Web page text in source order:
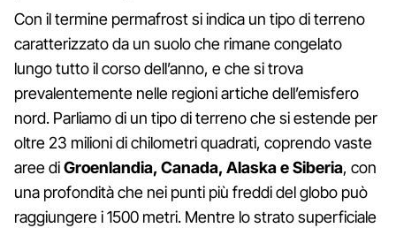
Con il termine permafrost si indica un tipo di terreno
caratterizzato da un suolo che rimane congelato
lungo tutto il corso dell’anno, e che si trova
prevalentemente nelle regioni artiche dell’emisfero
nord. Parliamo di un tipo di terreno che si estende per
oltre 23 milioni di chilometri quadrati, coprendo vaste
aree diGroenlandia, Canada, Alaska e Siberia, con
una profondità che nei punti più freddi del globo può
raggiungere i 1500 metri. Mentre lo strato superficiale